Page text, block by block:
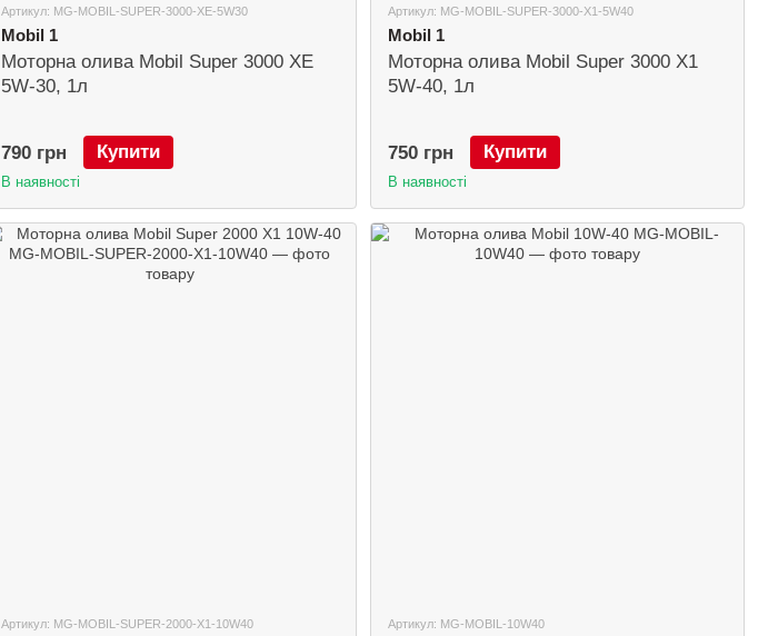
Артикул: MG-MOBIL-SUPER-3000-XE-5W30
Mobil 1
Моторна олива Mobil Super 3000 XE
5W-30, 1л
790 грн Купити
В наявності
Артикул: MG-MOBIL-SUPER-3000-X1-5W40
Mobil 1
Моторна олива Mobil Super 3000 X1
5W-40, 1л
750 грн Купити
В наявності
Артикул: MG-MOBIL-SUPER-2000-X1-10W40 Артикул: MG-MOBIL-10W40